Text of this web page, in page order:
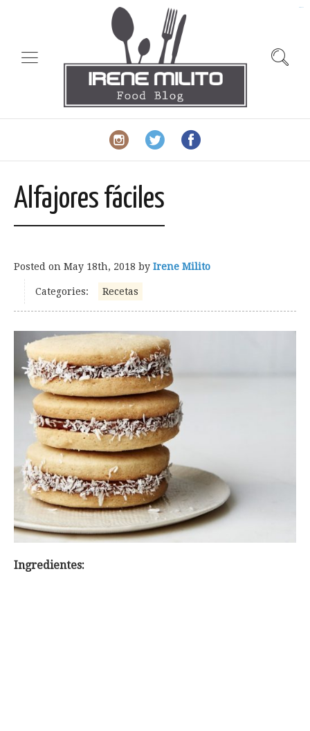
Alfajores fáciles
Posted on May 18th, 2018 by Irene Milito
Categories: Recetas
Ingredientes: